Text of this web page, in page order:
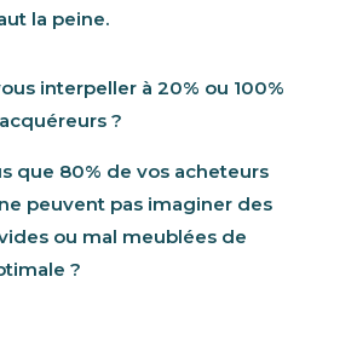
la peine.
interpeller à 20% ou 100%
?
que 80% de vos acheteurs
peuvent pas imaginer des
ou mal meublées de
?